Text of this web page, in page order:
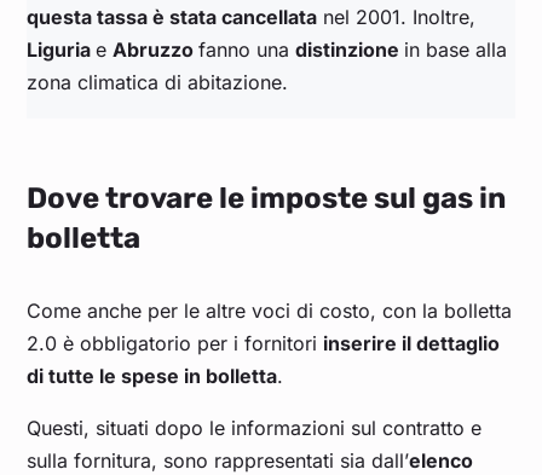
questa tassa è stata cancellata nel 2001. Inoltre,
LiguriaeAbruzzofanno unadistinzione in base alla
zona climatica di abitazione.
Dove trovare le imposte sul gas in
bolletta
Come anche per le altre voci di costo, con la bolletta
2.0 è obbligatorio per i fornitori inserire il dettaglio
di tutte le spese in bolletta.
Questi, situati dopo le informazioni sul contratto e
sulla fornitura, sono rappresentati sia dall’elenco